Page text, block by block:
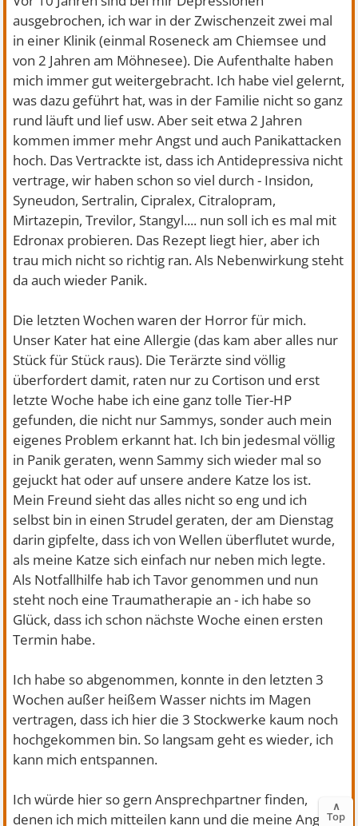
ausgebrochen, ich war in der Zwischenzeit zwei mal
in einer Klinik (einmal Roseneck am Chiemsee und
von 2 Jahren am Möhnesee). Die Aufenthalte haben
mich immer gut weitergebracht. Ich habe viel gelernt,
was dazu geführt hat, was in der Familie nicht so ganz
rund läuft und lief usw. Aber seit etwa 2 Jahren
kommen immer mehr Angst und auch Panikattacken
hoch. Das Vertrackte ist, dass ich Antidepressiva nicht
vertrage, wir haben schon so viel durch - Insidon,
Syneudon, Sertralin, Cipralex, Citralopram,
Mirtazepin, Trevilor, Stangyl.... nun soll ich es mal mit
Edronax probieren. Das Rezept liegt hier, aber ich
trau mich nicht so richtig ran. Als Nebenwirkung steht
da auch wieder Panik.
Die letzten Wochen waren der Horror für mich.
Unser Kater hat eine Allergie (das kam aber alles nur
Stück für Stück raus). Die Terärzte sind völlig
überfordert damit, raten nur zu Cortison und erst
letzte Woche habe ich eine ganz tolle Tier-HP
gefunden, die nicht nur Sammys, sonder auch mein
eigenes Problem erkannt hat. Ich bin jedesmal völlig
in Panik geraten, wenn Sammy sich wieder mal so
gejuckt hat oder auf unsere andere Katze los ist.
Mein Freund sieht das alles nicht so eng und ich
selbst bin in einen Strudel geraten, der am Dienstag
darin gipfelte, dass ich von Wellen überflutet wurde,
als meine Katze sich einfach nur neben mich legte.
Als Notfallhilfe hab ich Tavor genommen und nun
steht noch eine Traumatherapie an - ich habe so
Glück, dass ich schon nächste Woche einen ersten
Termin habe.
Ich habe so abgenommen, konnte in den letzten 3
Wochen außer heißem Wasser nichts im Magen
vertragen, dass ich hier die 3 Stockwerke kaum noch
hochgekommen bin. So langsam geht es wieder, ich
kann mich entspannen.
Ich würde hier so gern Ansprechpartner finden,
denen ich mich mitteilen kann und die meine Angst,
∧
Top